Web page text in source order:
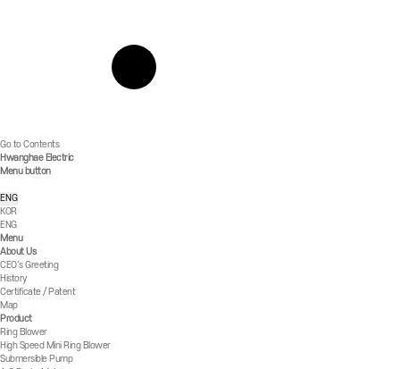
Go to Contents
Hwanghae Electric
Menu button
ENG
KOR
ENG
Menu
About Us
CEO's Greeting
History
Certificate / Patent
Map
Product
Ring Blower
High Speed Mini Ring Blower
Submersible Pump